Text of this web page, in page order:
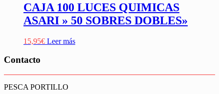
CAJA 100 LUCES QUIMICAS
ASARI » 50 SOBRES DOBLES»
15,95€ Leer más
Contacto
PESCA PORTILLO